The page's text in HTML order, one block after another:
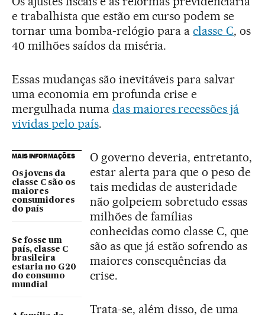
e trabalhista que estão em curso podem se
tornar uma bomba-relógio para aclasse C, os
40 milhões saídos da miséria.
Essas mudanças são inevitáveis para salvar
uma economia em profunda crise e
mergulhada numa das maiores recessões já
vividas pelo país.
MAIS INFORMAÇÕES
Os jovens da
classe C são os
maiores
consumidores
do país
Se fosse um
país, classe C
brasileira
estaria no G20
do consumo
mundial
O governo deveria, entretanto,
estar alerta para que o peso de
tais medidas de austeridade
não golpeiem sobretudo essas
milhões de famílias
conhecidas como classe C, que
são as que já estão sofrendo as
maiores consequências da
crise.
Trata-se, além disso, de uma